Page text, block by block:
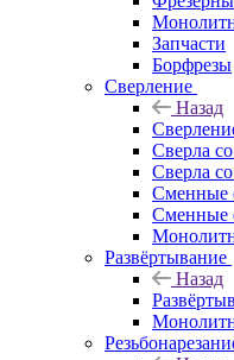
Запчасти
Борфрезы
Сверление
Назад
Сверла
Сверла
Сменные
Сменные
Развёртывание
Назад